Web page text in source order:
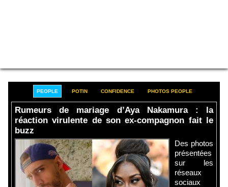
PEOPLE POTIN CONFIDENCE PHOTOS PEOPLE
Rumeurs de mariage d’Aya Nakamura : la
réaction virulente de son ex-compagnon fait le
buzz
Des photos
présentées
sur les
réseaux
sociaux